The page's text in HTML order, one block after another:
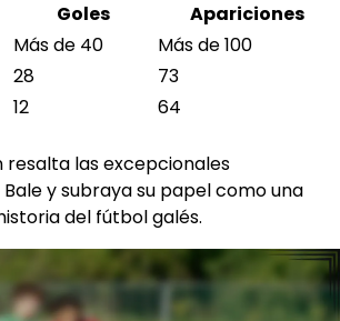
Goles
Apariciones
Más de 40
Más de 100
28
73
12 64
las excepcionales
y subraya su papel como una
del fútbol galés.